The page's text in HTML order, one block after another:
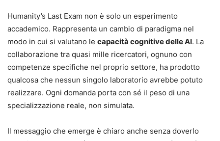
Humanity’s Last Exam non è solo un esperimento
accademico. Rappresenta un cambio di paradigma nel
modo in cui si valutano le capacità cognitive delle AI. La
collaborazione tra quasi mille ricercatori, ognuno con
competenze specifiche nel proprio settore, ha prodotto
qualcosa che nessun singolo laboratorio avrebbe potuto
realizzare. Ogni domanda porta con sé il peso di una
specializzazione reale, non simulata.
Il messaggio che emerge è chiaro anche senza doverlo